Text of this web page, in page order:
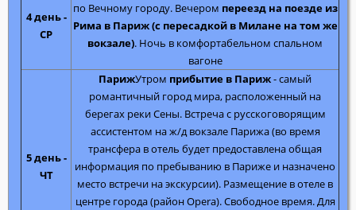
4 день -
СР
по Вечному городу. Вечером переезд на поезде из
Рима в Париж (с пересадкой в Милане на том же
вокзале). Ночь в комфортабельном спальном
вагоне
5 день -
ЧТ
ПарижУтром прибытие в Париж- самый
романтичный город мира, расположенный на
берегах реки Сены. Встреча с русскоговорящим
ассистентом на ж/д вокзале Парижа (во время
трансфера в отель будет предоставлена общая
информация по пребыванию в Париже и назначено
место встречи на экскурсии). Размещение в отеле в
центре города (район Opera). Свободное время. Для